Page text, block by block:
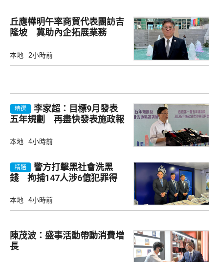
丘應樺明午率商貿代表團訪吉
隆坡 冀助內企拓展業務
本地 2小時前
精選
李家超：目標9月發表
五年規劃 再盡快發表施政報
本地 4小時前
精選
警方打擊黑社會洗黑
錢 拘捕147人涉6億犯罪得
本地 4小時前
陳茂波：盛事活動帶動消費增
長